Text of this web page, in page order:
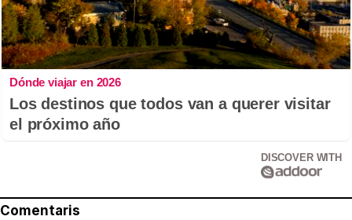
Dónde viajar en 2026
Los destinos que todos van a querer visitar
el próximo año
DISCOVER WITH
Comentaris